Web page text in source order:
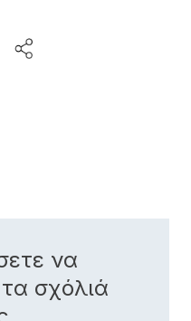
να
σχόλιά